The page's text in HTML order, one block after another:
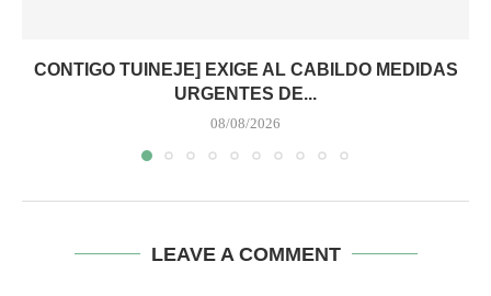
CONTIGO TUINEJE] EXIGE AL CABILDO MEDIDAS
URGENTES DE...
08/08/2026
LEAVE A COMMENT